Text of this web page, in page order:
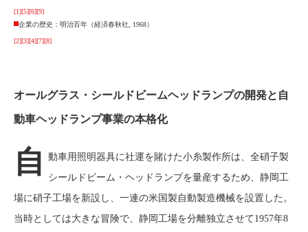
[1][5][6][9]
企業の歴史：明治百年（経済春秋社, 1968）
[2][3][4][7][8]
オールグラス・シールドビームヘッドランプの開発と自
動車ヘッドランプ事業の本格化
自
動車用照明器具に社運を賭けた小糸製作所は、全硝子製
シールドビーム・ヘッドランプを量産するため、静岡工
場に硝子工場を新設し、一連の米国製自動製造機械を設置した。
当時としては大きな冒険で、静岡工場を分離独立させて1957年8